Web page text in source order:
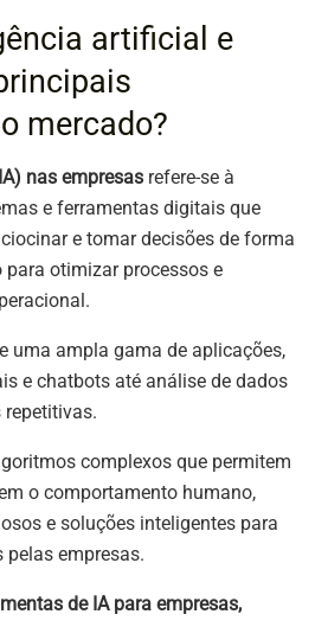
artificial e
mercado?
nas empresas refere-se à
e ferramentas digitais que
e tomar decisões de forma
otimizar processos e
uma ampla gama de aplicações,
e chatbots até análise de dados
complexos que permitem
o comportamento humano,
e soluções inteligentes para
empresas.
de IA para empresas,